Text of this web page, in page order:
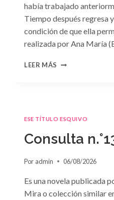
había trabajado
Tiempo después regresa
condición de que ella
realizada por Ana María
LEER MÁS CONSULTA
ESE TÍTULO ESQUIVO
Consulta
Por admin 06/08/2026
Es una novela publicada
Mira o colección similar